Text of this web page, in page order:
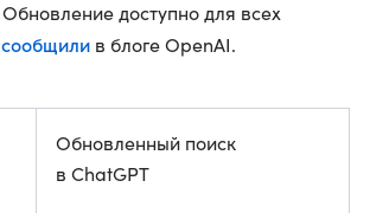
доступно для всех
сообщили в блоге OpenAI.
Обновленный поиск
в ChatGPT